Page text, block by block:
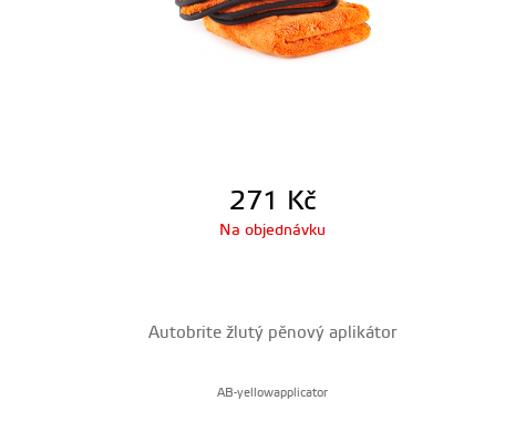
271 Kč
Na objednávku
Autobrite žlutý pěnový aplikátor
AB-yellowapplicator